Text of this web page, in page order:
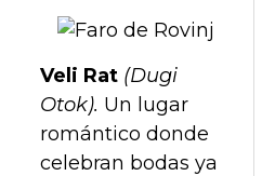
Veli Rat (Dugi
Otok). Un lugar
romántico donde
celebran bodas ya